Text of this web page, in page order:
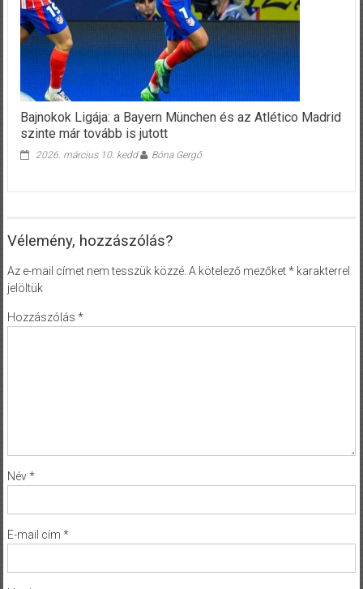
Bajnokok Ligája: a Bayern München és az Atlético Madrid
szinte már tovább is jutott
2026. március 10. kedd Bóna Gergő
Vélemény, hozzászólás?
Az e-mail címet nem tesszük közzé. A kötelező mezőket*karakterrel
jelöltük
Hozzászólás *
Név*
E-mail cím *